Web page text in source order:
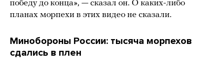
победу до конца», — сказал он. О каких-либо
планах морпехи в этих видео не сказали.
Минобороны России: тысяча морпехов
сдались в плен